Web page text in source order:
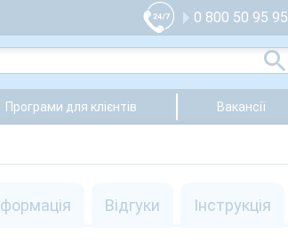
0 800 50 95 95
Програми для клієнтів Вакансії
Відгуки Інструкція